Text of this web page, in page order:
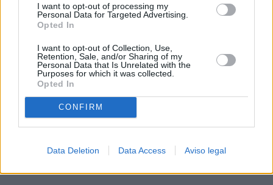
I want to opt-out of processing my
Personal Data for Targeted Advertising.
Opted In
I want to opt-out of Collection, Use,
Retention, Sale, and/or Sharing of my
Personal Data that Is Unrelated with the
Purposes for which it was collected.
Opted In
CONFIRM
Data Deletion Data Access Aviso legal